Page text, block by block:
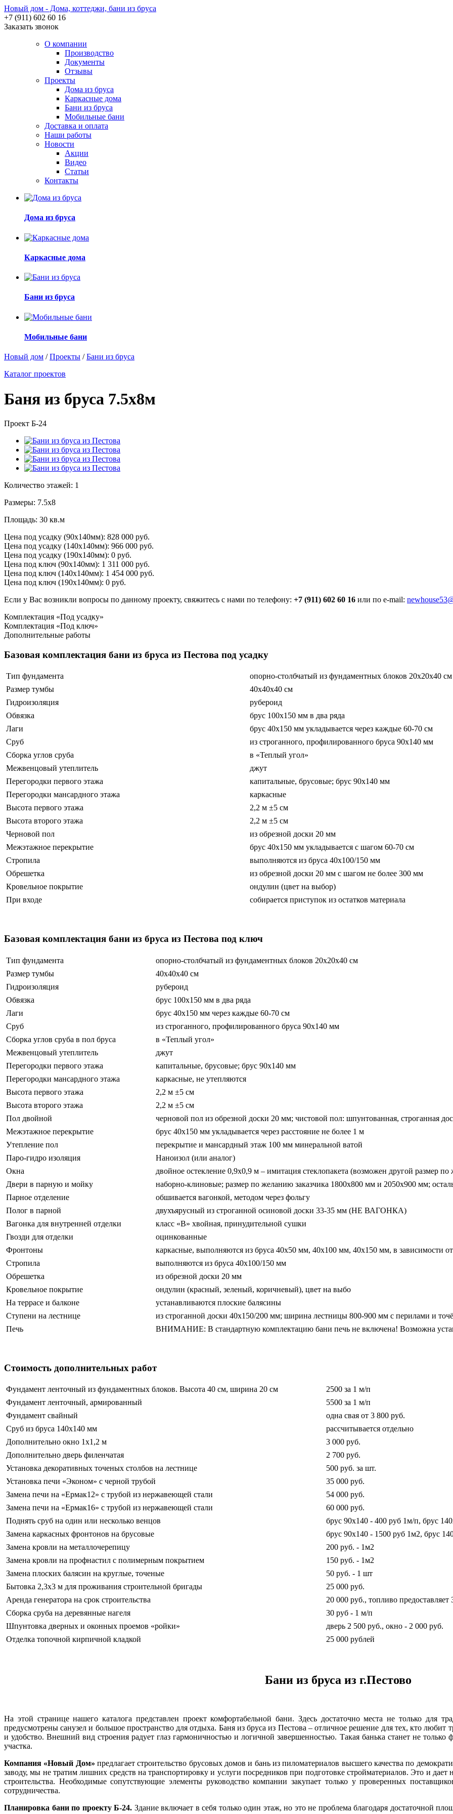
Новый дом - Дома, коттеджи, бани из бруса
+7 (911) 602 60 16
Заказать звонок
О компании
Производство
Документы
Отзывы
Проекты
Дома из бруса
Каркасные дома
Бани из бруса
Мобильные бани
Доставка и оплата
Наши работы
Новости
Акции
Видео
Статьи
Контакты
Дома из бруса
Каркасные дома
Бани из бруса
Мобильные бани
Новый дом / Проекты / Бани из бруса
Каталог проектов
Баня из бруса 7.5х8м
Проект Б-24
Количество этажей: 1
Размеры: 7.5х8
Площадь: 30 кв.м
Цена под усадку (90х140мм): 828 000 руб.
Цена под усадку (140х140мм): 966 000 руб.
Цена под усадку (190х140мм): 0 руб.
Цена под ключ (90х140мм): 1 311 000 руб.
Цена под ключ (140х140мм): 1 454 000 руб.
Цена под ключ (190х140мм): 0 руб.
Если у Вас возникли вопросы по данному проекту, свяжитесь с нами по телефону: +7 (911) 602 60 16 или по e-mail:
Комплектация «Под усадку»
Комплектация «Под ключ»
Дополнительные работы
Базовая комплектация бани из бруса из Пестова под усадку
Тип фундамента
опорно-столбчатый из фундаментных блоков 20х20х40 см
Размер тумбы
40х40х40 см
Гидроизоляция
рубероид
Обвязка
брус 100х150 мм в два ряда
Лаги
брус 40х150 мм укладывается через каждые 60-70 см
Сруб
из строганного, профилированного бруса 90х140 мм
Сборка углов сруба
в «Теплый угол»
Межвенцовый утеплитель
джут
Перегородки первого этажа
капитальные, брусовые; брус 90х140 мм
Перегородки мансардного этажа
каркасные
Высота первого этажа
2,2 м ±5 см
Высота второго этажа
2,2 м ±5 см
Черновой пол
из обрезной доски 20 мм
Межэтажное перекрытие
брус 40х150 мм укладывается с шагом 60-70 см
Стропила
выполняются из бруса 40х100/150 мм
Обрешетка
из обрезной доски 20 мм с шагом не более 300 мм
Кровельное покрытие
ондулин (цвет на выбор)
При входе
собирается приступок из остатков материала
Базовая комплектация бани из бруса из Пестова под ключ
Тип фундамента
опорно-столбчатый из фундаментных блоков 20х20х40 см
Размер тумбы
40х40х40 см
Гидроизоляция
рубероид
Обвязка
брус 100х150 мм в два ряда
Лаги
брус 40х150 мм через каждые 60-70 см
Сруб
из строганного, профилированного бруса 90х140 мм
Сборка углов сруба в пол бруса
в «Теплый угол»
Межвенцовый утеплитель
джут
Перегородки первого этажа
капитальные, брусовые; брус 90х140 мм
Перегородки мансардного этажа
каркасные, не утепляются
Высота первого этажа
2,2 м ±5 см
Высота второго этажа
2,2 м ±5 см
Пол двойной
черновой пол из обрезной доски 20 мм; чистовой пол: шпунтованная, строганная
Межэтажное перекрытие
брус 40х150 мм укладывается через расстояние не более 1 м
Утепление пол
перекрытие и мансардный этаж 100 мм минеральной ватой
Паро-гидро изоляция
Наноизол (или аналог)
Окна
двойное остекление 0,9х0,9 м – имитация стеклопакета (возможен другой размер по
Двери в парную и мойку
наборно-клиновые; размер по желанию заказчика 1800х800 мм и 2050х900 мм;
Парное отделение
обшивается вагонкой, методом через фольгу
Полог в парной
двухъярусный из строганной осиновой доски 33-35 мм (НЕ ВАГОНКА)
Вагонка для внутренней отделки
класс «В» хвойная, принудительной сушки
Гвозди для отделки
оцинкованные
Фронтоны
каркасные, выполняются из бруса 40х50 мм, 40х100 мм, 40х150 мм, в зависимости
Стропила
выполняются из бруса 40х100/150 мм
Обрешетка
из обрезной доски 20 мм
Кровельное покрытие
ондулин (красный, зеленый, коричневый), цвет на выбо
На террасе и балконе
устанавливаются плоские балясины
Ступени на лестнице
из строганной доски 40х150/200 мм; ширина лестницы 800-900 мм с перилами и
Печь
ВНИМАНИЕ: В стандартную комплектацию бани печь не включена! Возможна
Стоимость дополнительных работ
Фундамент ленточный из фундаментных блоков. Высота 40 см, ширина 20 см
2500 за 1 м/п
Фундамент ленточный, армированный
5500 за 1 м/п
Фундамент свайный
одна свая от 3 800 руб.
Сруб из бруса 140х140 мм
рассчитывается отдельно
Дополнительно окно 1х1,2 м
3 000 руб.
Дополнительно дверь филенчатая
2 700 руб.
Установка декоративных точеных столбов на лестнице
500 руб. за шт.
Установка печи «Эконом» с черной трубой
35 000 руб.
Замена печи на «Ермак12» с трубой из нержавеющей стали
54 000 руб.
Замена печи на «Ермак16» с трубой из нержавеющей стали
60 000 руб.
Поднять сруб на один или несколько венцов
брус 90х140 - 400 руб 1м/п, брус
Замена каркасных фронтонов на брусовые
брус 90х140 - 1500 руб 1м2, брус
Замена кровли на металлочерепицу
200 руб. - 1м2
Замена кровли на профнастил с полимерным покрытием
150 руб. - 1м2
Замена плоских балясин на круглые, точеные
50 руб. - 1 шт
Бытовка 2,3х3 м для проживания строительной бригады
25 000 руб.
Аренда генератора на срок строительства
20 000 руб., топливо предоставляет
Сборка сруба на деревянные нагеля
30 руб - 1 м/п
Шпунтовка дверных и оконных проемов «ройки»
дверь 2 500 руб., окно - 2 000 руб.
Отделка топочной кирпичной кладкой
25 000 рублей
Бани из бруса из г.Пестово
На этой странице нашего каталога представлен проект комфортабельной бани. Здесь достаточно места не только
предусмотрены санузел и большое пространство для отдыха. Баня из бруса из Пестова – отличное решение для тех, кто
и удобство. Внешний вид строения радует глаз гармоничностью и логичной завершенностью. Такая банька станет не
участка.
Компания «Новый Дом» предлагает строительство брусовых домов и бань из пиломатериалов высшего качества по
заводу, мы не тратим лишних средств на транспортировку и услуги посредников при подготовке стройматериалов. Это и дает
строительства. Необходимые сопутствующие элементы руководство компании закупает только у проверенных
сотрудничества.
Планировка бани по проекту Б-24. Здание включает в себя только один этаж, но это не проблема благодаря достаточной